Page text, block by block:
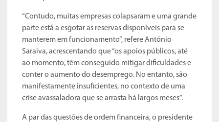
“Contudo, muitas empresas colapsaram e uma grande
parte está a esgotar as reservas disponíveis para se
manterem em funcionamento”, refere António
Saraiva, acrescentando que “os apoios públicos, até
ao momento, têm conseguido mitigar dificuldades e
conter o aumento do desemprego. No entanto, são
manifestamente insuficientes, no contexto de uma
crise avassaladora que se arrasta há largos meses”.
A par das questões de ordem financeira, o presidente